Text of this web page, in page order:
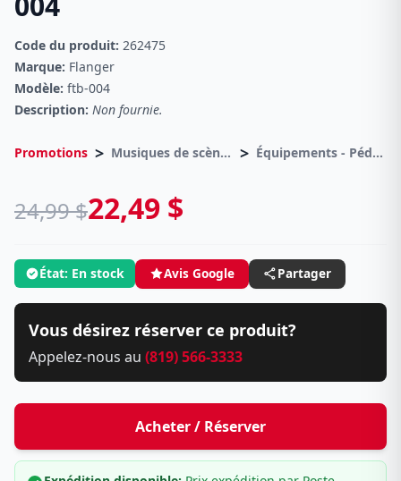
Code du produit: 262475
Marque: Flanger
Modèle: ftb-004
Description: Non fournie.
Promotions > Musiques de scènes > Équipements - Pédales d effets
24,99 $22,49 $
État: En stock Avis Google Partager
Vous désirez réserver ce produit?
Appelez-nous au (819) 566-3333
Acheter / Réserver